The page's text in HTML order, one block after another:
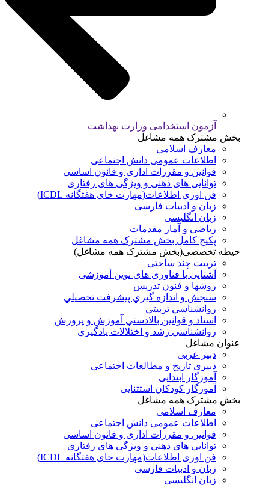
آزمون استخدامی وزارت بهداشت
بخش مشترک همه مشاغل
معارف اسلامی
اطلاعات عمومی دانش اجتماعی
قوانین و مقررات اداری و قانون اساسی
توانایی های ذهنی و ویژگی های رفتاری
فن اوری اطلاعات(مهارت خای هفتگانه ICDL)
زبان و ادبیات فارسی
زبان انگلیسی
ریاضی و آمار مقدمات
پکیج کامل بخش مشترک همه مشاغل
حیطه تخصصی(بخش مشترک همه مشاغل)
تربیت چند ساحتی
آشنایی با فناوری های نوین آموزشی
روشها و فنون تدريس
سنجش و اندازه گيري پيشرفت تحصيلي
روانشناسي تربيتي
اسناد و قوانين بالادستي آموزش و پرورش
روانشناسي رشد و اختلالات يادگيري
عنوان مشاغل
دبير عربی
دبیری تاریخ و مطالعات اجتماعی
آموزگار ابتدایی
آموزگار کودکان استثنایی
بخش مشترک همه مشاغل
معارف اسلامی
اطلاعات عمومی دانش اجتماعی
قوانین و مقررات اداری و قانون اساسی
توانایی های ذهنی و ویژگی های رفتاری
فن اوری اطلاعات(مهارت خای هفتگانه ICDL)
زبان و ادبیات فارسی
زبان انگلیسی